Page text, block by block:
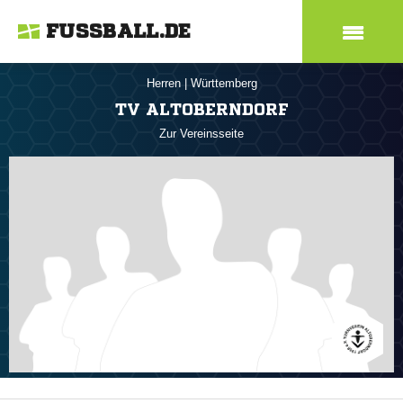
FUSSBALL.DE
Herren Württemberg
TV ALTOBERNDORF
Zur Vereinsseite